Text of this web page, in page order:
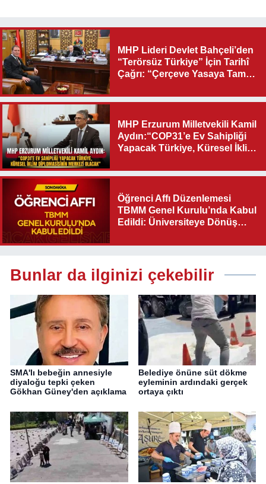
MHP Lideri Devlet Bahçeli’den
“Terörsüz Türkiye” İçin Tarihî
Çağrı: “Çerçeve Yasaya Tam
MHP Erzurum Milletvekili Kamil
Aydın:“COP31’e Ev Sahipliği
Yapacak Türkiye, Küresel İklim
Olacak"
Öğrenci Affı Düzenlemesi
TBMM Genel Kurulu’nda Kabul
Edildi: Üniversiteye Dönüş
Bunlar da ilginizi çekebilir
SMA'lı bebeğin annesiyle
diyaloğu tepki çeken
Gökhan Güney'den açıklama
Belediye önüne süt dökme
eyleminin ardındaki gerçek
ortaya çıktı